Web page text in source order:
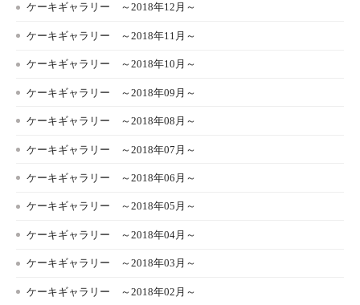
ケーキギャラリー ～2018年12月～
ケーキギャラリー ～2018年11月～
ケーキギャラリー ～2018年10月～
ケーキギャラリー ～2018年09月～
ケーキギャラリー ～2018年08月～
ケーキギャラリー ～2018年07月～
ケーキギャラリー ～2018年06月～
ケーキギャラリー ～2018年05月～
ケーキギャラリー ～2018年04月～
ケーキギャラリー ～2018年03月～
ケーキギャラリー ～2018年02月～